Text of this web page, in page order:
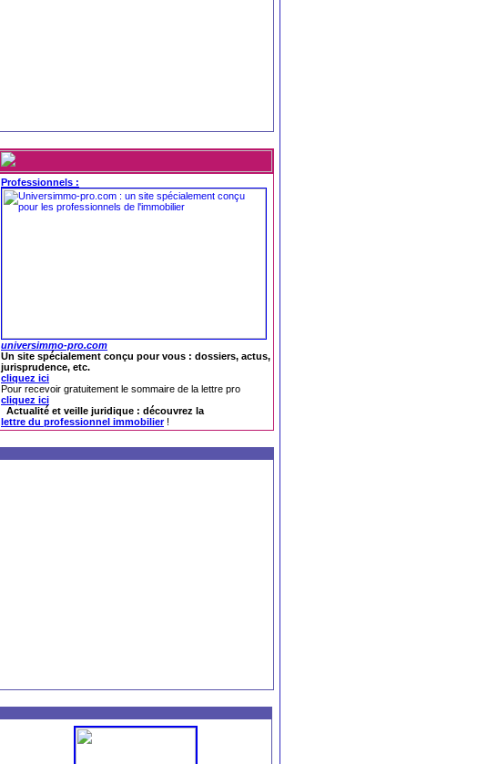
Professionnels :
universimmo-pro.com
Un site spécialement conçu pour vous : dossiers, actus,
jurisprudence, etc.
cliquez ici
Pour recevoir gratuitement le sommaire de la lettre pro
cliquez ici
Actualité et veille juridique : découvrez la
lettre du professionnel immobilier!